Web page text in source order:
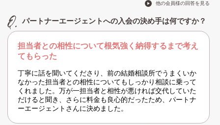
他の会員様の回答を見る
パートナーエージェントへの入会の決め手は何ですか？
担当者との相性について根気強く納得するまで考え
てもらった
丁寧に話を聞いてくださり、前の結婚相談所でうまくいか
なかった担当者との相性についてもしっかり相談に乗って
くれました。万が一担当者と相性が悪ければ交代していた
だけると聞き、さらに料金も良心的だったため、パートナ
ーエージェントさんに決めました。